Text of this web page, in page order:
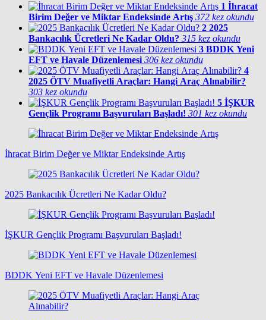
1 İhracat
Birim Değer ve Miktar Endeksinde Artış 372 kez okundu
2 2025
Bankacılık Ücretleri Ne Kadar Oldu? 315 kez okundu
3 BDDK Yeni
EFT ve Havale Düzenlemesi 306 kez okundu
4
2025 ÖTV Muafiyetli Araçlar: Hangi Araç Alınabilir?
303 kez okundu
5 İŞKUR
Gençlik Programı Başvuruları Başladı! 301 kez okundu
İhracat Birim Değer ve Miktar Endeksinde Artış
2025 Bankacılık Ücretleri Ne Kadar Oldu?
İŞKUR Gençlik Programı Başvuruları Başladı!
BDDK Yeni EFT ve Havale Düzenlemesi